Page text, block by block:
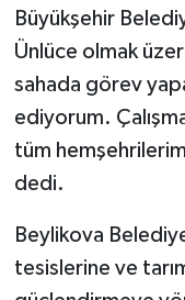
Büyükşehir
Ünlüce olmak
sahada görev
ediyorum.
tüm
dedi.
Beylikova
tesislerine ve